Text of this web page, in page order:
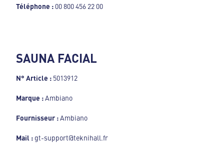
Téléphone : 00 800 456 22 00
SAUNA FACIAL
N° Article : 5013912
Marque :Ambiano
Fournisseur :Ambiano
Mail : gt-support@teknihall.fr